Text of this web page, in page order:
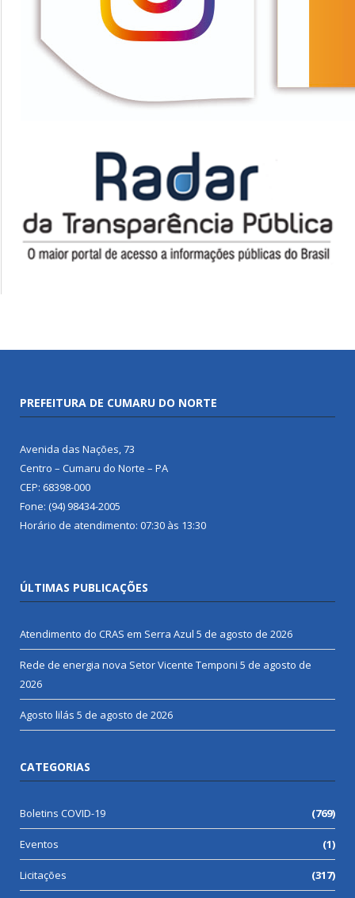
PREFEITURA DE CUMARU DO NORTE
Avenida das Nações, 73
Centro – Cumaru do Norte – PA
CEP: 68398-000
Fone: (94) 98434-2005
Horário de atendimento: 07:30 às 13:30
ÚLTIMAS PUBLICAÇÕES
Atendimento do CRAS em Serra Azul 5 de agosto de 2026
Rede de energia nova Setor Vicente Temponi 5 de agosto de
2026
Agosto lilás 5 de agosto de 2026
CATEGORIAS
Boletins COVID-19 (769)
Eventos (1)
Licitações (317)